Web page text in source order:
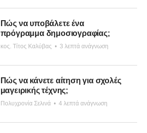
Πώς να υποβάλετε ένα
πρόγραμμα δημοσιογραφίας;
κος. Τίτος Καλύβας • 3 λεπτά ανάγνωση
Πώς να κάνετε αίτηση για σχολές
μαγειρικής τέχνης;
Πολυχρονία Σελινά • 4 λεπτά ανάγνωση